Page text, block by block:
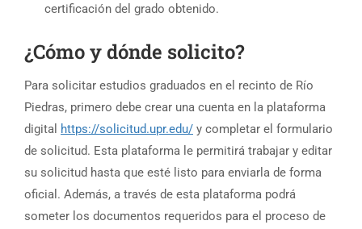
certificación del grado obtenido.
¿Cómo y dónde solicito?
Para solicitar estudios graduados en el recinto de Río
Piedras, primero debe crear una cuenta en la plataforma
digital
https://solicitud.upr.edu/ y completar el formulario
de solicitud. Esta plataforma le permitirá trabajar y editar
su solicitud hasta que esté listo para enviarla de forma
oficial. Además, a través de esta plataforma podrá
someter los documentos requeridos para el proceso de